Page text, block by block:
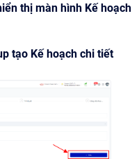
thị màn hình Kế hoạch
tạo Kế hoạch chi tiết